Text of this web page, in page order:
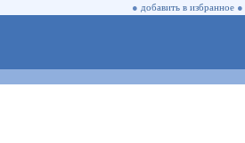
● добавить в избранное ●